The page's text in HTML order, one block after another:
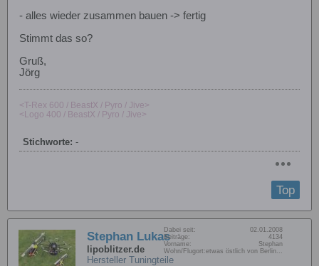
- alles wieder zusammen bauen -> fertig
Stimmt das so?
Gruß,
Jörg
<T-Rex 600 / BeastX / Pyro / Jive>
<Logo 400 / BeastX / Pyro / Jive>
Stichworte: -
Top
Stephan Lukas
lipoblitzer.de
Hersteller Tuningteile
Dabei seit:
02.01.2008
Beiträge:
4134
Vorname:
Stephan
Wohn/Flugort:etwas östlich von Berlin...